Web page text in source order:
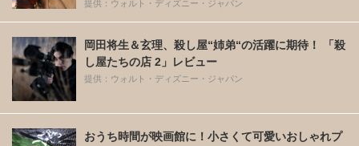
提供：ウォルト・ディズニー・ジャパン
岡田将生＆玄理、殺し屋“姉弟“の活躍に期待！ 「殺
し屋たちの店 2」レビュー
提供：ウォルト・ディズニー・ジャパン
おうち時間が映画館に！小さくて可愛いおしゃれプ